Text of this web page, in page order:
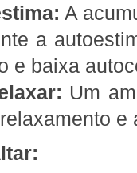
A
a
e baixa
Um
e